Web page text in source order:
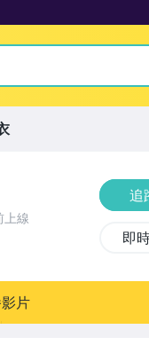
上線
追
即
片